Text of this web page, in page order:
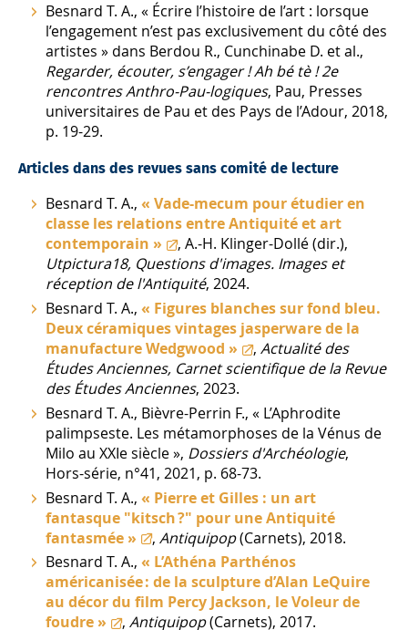
Besnard T. A., « Écrire l’histoire de l’art : lorsque
l’engagement n’est pas exclusivement du côté des
artistes » dans Berdou R., Cunchinabe D. et al.,
Regarder, écouter, s’engager ! Ah bé tè ! 2e
rencontres Anthro-Pau-logiques, Pau, Presses
universitaires de Pau et des Pays de l’Adour, 2018,
p. 19-29.
Articles dans des revues sans comité de lecture
Besnard T. A., « Vade-mecum pour étudier en
classe les relations entre Antiquité et art
contemporain »
, A.-H. Klinger-Dollé (dir.),
Utpictura18, Questions d'images. Images et
réception de l'Antiquité, 2024.
Besnard T. A., « Figures blanches sur fond bleu.
Deux céramiques vintages jasperware de la
manufacture Wedgwood »
, Actualité des
Études Anciennes, Carnet scientifique de la Revue
des Études Anciennes, 2023.
Besnard T. A., Bièvre-Perrin F., « L’Aphrodite
palimpseste. Les métamorphoses de la Vénus de
Milo au XXIe siècle », Dossiers d'Archéologie,
Hors-série, n°41, 2021, p. 68-73.
Besnard T. A., « Pierre et Gilles : un art
fantasque "kitsch ?" pour une Antiquité
fantasmée »
, Antiquipop(Carnets), 2018.
Besnard T. A., « L’Athéna Parthénos
américanisée : de la sculpture d’Alan LeQuire
au décor du film Percy Jackson, le Voleur de
foudre »
, Antiquipop(Carnets), 2017.